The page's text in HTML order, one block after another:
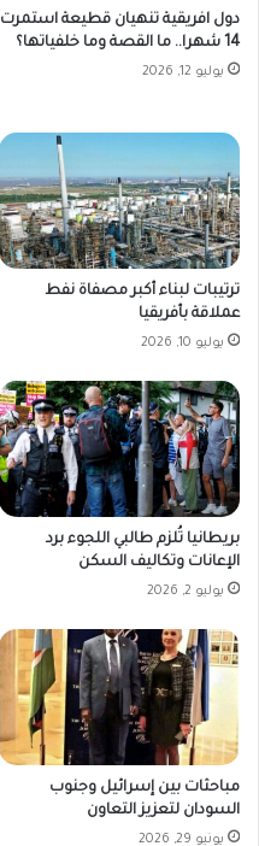
دول افريقية تنهيان قطيعة استمرت
14 شهرا.. ما القصة وما خلفياتها؟
يوليو 12, 2026
ترتيبات لبناء أكبر مصفاة نفط
عملاقة بأفريقيا
يوليو 10, 2026
بريطانيا تُلزم طالبي اللجوء برد
الإعانات وتكاليف السكن
يوليو 2, 2026
مباحثات بين إسرائيل وجنوب
السودان لتعزيز التعاون
يونيو 29, 2026